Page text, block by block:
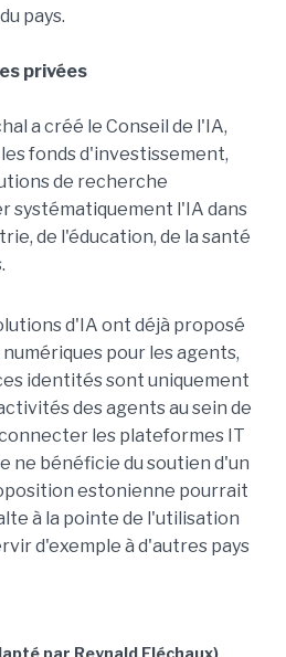
pays.
privées
a créé le Conseil de l'IA,
fonds d'investissement,
de recherche
systématiquement l'IA dans
de l'éducation, de la santé
d'IA ont déjà proposé
pour les agents,
identités sont uniquement
des agents au sein de
les plateformes IT
ne bénéficie du soutien d'un
estonienne pourrait
à la pointe de l'utilisation
d'exemple à d'autres pays
par Reynald Fléchaux)